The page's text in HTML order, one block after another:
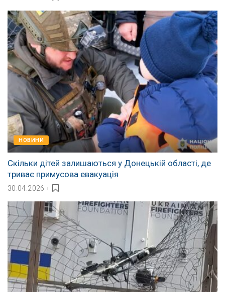
НОВИНИ
Скільки дітей залишаються у Донецькій області, де
триває примусова евакуація
30.04.2026